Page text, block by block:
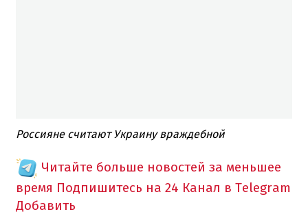
Россияне считают Украину враждебной
Читайте больше новостей за меньшее
время Подпишитесь на 24 Канал в Telegram
Добавить